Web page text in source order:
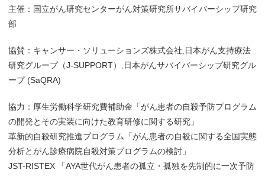
主催：国⽴がん研究センターがん対策研究所サバイバーシップ研究
部
協賛：キャンサー・ソリューションズ株式会社,日本がん支持療法
研究グループ（J-SUPPORT）,⽇本がんサバイバーシップ研究グル
ープ (SaQRA)
協⼒：厚⽣労働科学研究費補助⾦「がん患者の⾃殺予防プログラム
の開発とその実装に向けた教育研修に関する研究」
⾰新的⾃殺研究推進プログラム「がん患者の⾃殺に関する全国実態
分析とがん診療病院⾃殺対策プログラムの検討」
JST-RISTEX 「AYA世代がん患者の孤⽴・孤独を先制的に⼀次予防